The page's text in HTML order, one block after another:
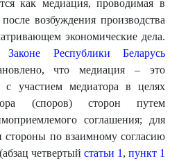
как медиация, проводимая в
возбуждения производства
экономические дела.
Законе Республики Беларусь
что медиация – это
с участием медиатора в целях
(споров) сторон путем
соглашения; для
стороны по взаимному согласию
четвертый статьи 1 , пункт 1